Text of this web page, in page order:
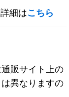
細はこちら
販サイト上の
異なりますの